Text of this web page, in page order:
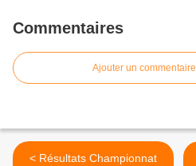
Commentaires
Ajouter un commentaire
< Résultats Championnat